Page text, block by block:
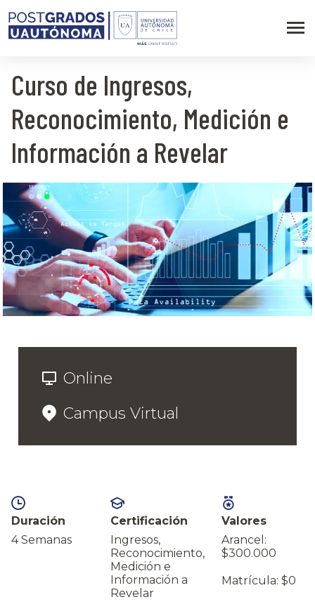
Curso de Ingresos,
Reconocimiento, Medición e
Información a Revelar
Online
Campus Virtual
Duración
4 Semanas
Certificación
Ingresos,
Reconocimiento,
Medición e
Información a
Revelar
Valores
Arancel:
$300.000
Matrícula: $0